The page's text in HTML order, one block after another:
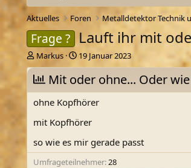
Aktuelles Foren Metalldetektor Technik
Frage ? Lauft ihr mit
E
r
s
t
e
l
l
r
Markus
E
r
s
t
e
l
l
a
m
19 Januar 2023
Mit oder ohne... Oder
ohne Kopfhörer
mit Kopfhörer
so wie es mir gerade passt
Umfrageteilnehmer 28